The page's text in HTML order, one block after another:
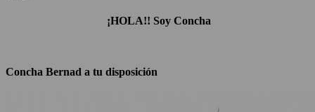
¡HOLA!! Soy Concha
Concha Bernad a tu disposición